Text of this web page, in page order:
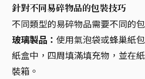
針對不同易碎物品的包裝技巧
不同類型的易碎物品需要不同的
玻璃製品： 使用氣泡袋或蜂巢紙
紙盒中，四周填滿填充物，並在
裝箱。